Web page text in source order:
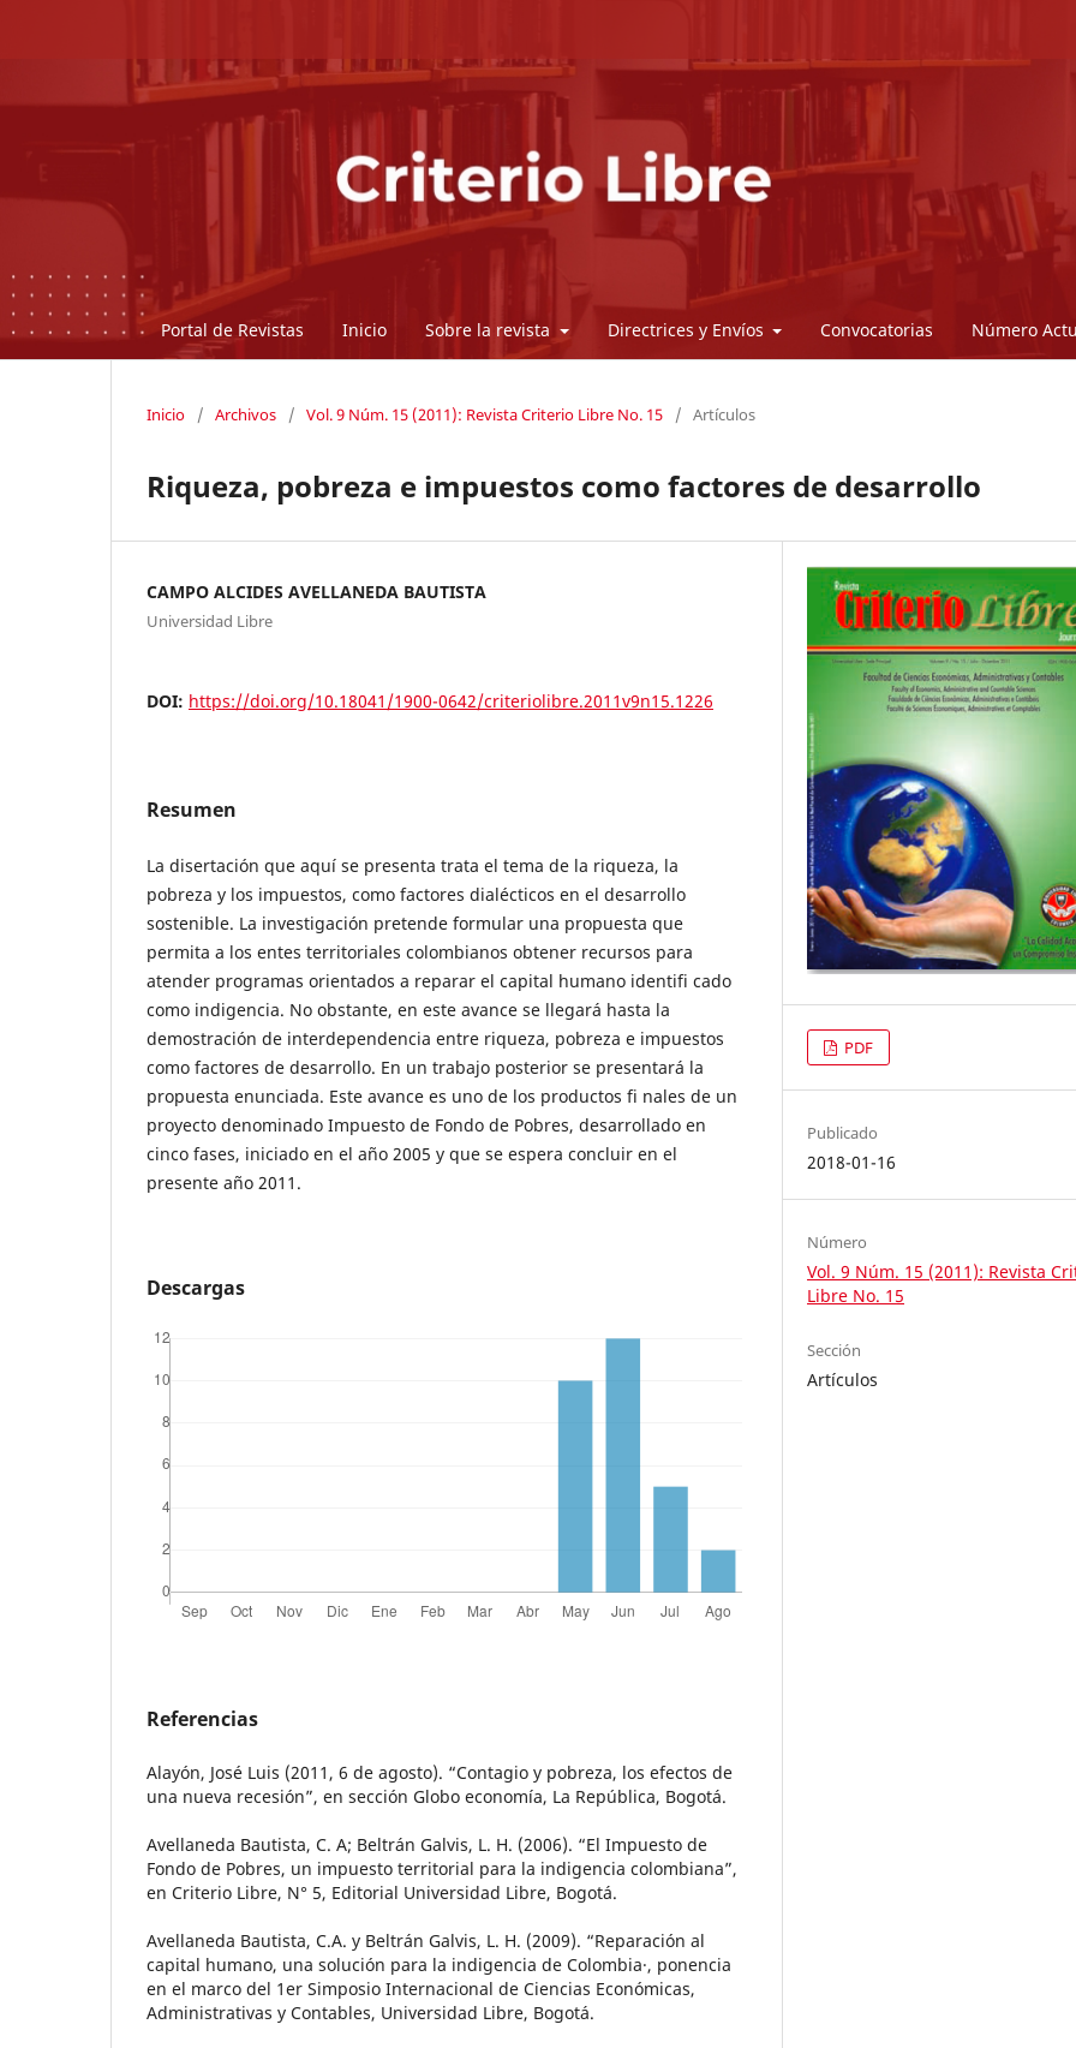
Portal de Revistas Inicio Sobre la revista Directrices y Envíos Convocatorias Número
Inicio / Archivos / Vol. 9 Núm. 15 (2011): Revista Criterio Libre No. 15 / Artículos
Riqueza, pobreza e impuestos como factores de desarrollo
CAMPO ALCIDES AVELLANEDA BAUTISTA
Universidad Libre
DOI: https://doi.org/10.18041/1900-0642/criteriolibre.2011v9n15.1226
Resumen
La disertación que aquí se presenta trata el tema de la riqueza, la
pobreza y los impuestos, como factores dialécticos en el desarrollo
sostenible. La investigación pretende formular una propuesta que
permita a los entes territoriales colombianos obtener recursos para
atender programas orientados a reparar el capital humano identifi cado
como indigencia. No obstante, en este avance se llegará hasta la
demostración de interdependencia entre riqueza, pobreza e impuestos
como factores de desarrollo. En un trabajo posterior se presentará la
propuesta enunciada. Este avance es uno de los productos fi nales de un
proyecto denominado Impuesto de Fondo de Pobres, desarrollado en
cinco fases, iniciado en el año 2005 y que se espera concluir en el
presente año 2011.
Descargas
Referencias
Alayón, José Luis (2011, 6 de agosto). “Contagio y pobreza, los efectos de
una nueva recesión”, en sección Globo economía, La República, Bogotá.
Avellaneda Bautista, C. A; Beltrán Galvis, L. H. (2006). “El Impuesto de
Fondo de Pobres, un impuesto territorial para la indigencia colombiana”,
en Criterio Libre, N° 5, Editorial Universidad Libre, Bogotá.
Avellaneda Bautista, C.A. y Beltrán Galvis, L. H. (2009). “Reparación al
capital humano, una solución para la indigencia de Colombia·, ponencia
en el marco del 1er Simposio Internacional de Ciencias Económicas,
Administrativas y Contables, Universidad Libre, Bogotá.
PDF
Publicado
2018-01-16
Número
Vol. 9 Núm. 15 (2011): Revista
Libre No. 15
Sección
Artículos